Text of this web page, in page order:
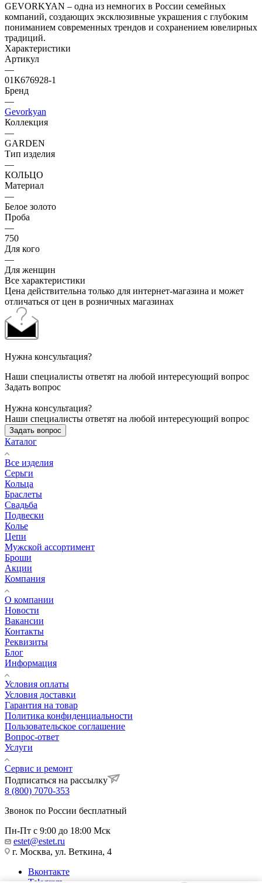
GEVORKYAN – одна из немногих в России семейных
компаний, создающих эксклюзивные украшения с глубоким
пониманием современных трендов и сохранением ювелирных
традиций.
Характеристики
Артикул
—
01К676928-1
Бренд
—
Gevorkyan
Коллекция
—
GARDEN
Тип изделия
—
КОЛЬЦО
Материал
—
Белое золото
Проба
—
750
Для кого
—
Для женщин
Все характеристики
Цена действительна только для интернет-магазина и может
отличаться от цен в розничных магазинах
Нужна консультация?
Наши специалисты ответят на любой интересующий вопрос
Задать вопрос
Нужна консультация?
Наши специалисты ответят на любой интересующий вопрос
Задать вопрос
Каталог
Все изделия
Серьги
Кольца
Браслеты
Свадьба
Подвески
Колье
Цепи
Мужской ассортимент
Броши
Акции
Компания
О компании
Новости
Вакансии
Контакты
Реквизиты
Блог
Информация
Условия оплаты
Условия доставки
Гарантия на товар
Политика конфиденциальности
Пользовательское соглашение
Вопрос-ответ
Услуги
Сервис и ремонт
Подписаться на рассылку
8 (800) 7070-353
Звонок по России бесплатный
Пн-Пт с 9:00 до 18:00 Мск
estet@estet.ru
г. Москва, ул. Веткина, 4
Вконтакте